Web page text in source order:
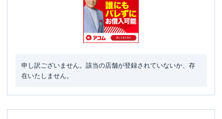
申し訳ございません。該当の店舗が登録されていないか、存
在いたしません。